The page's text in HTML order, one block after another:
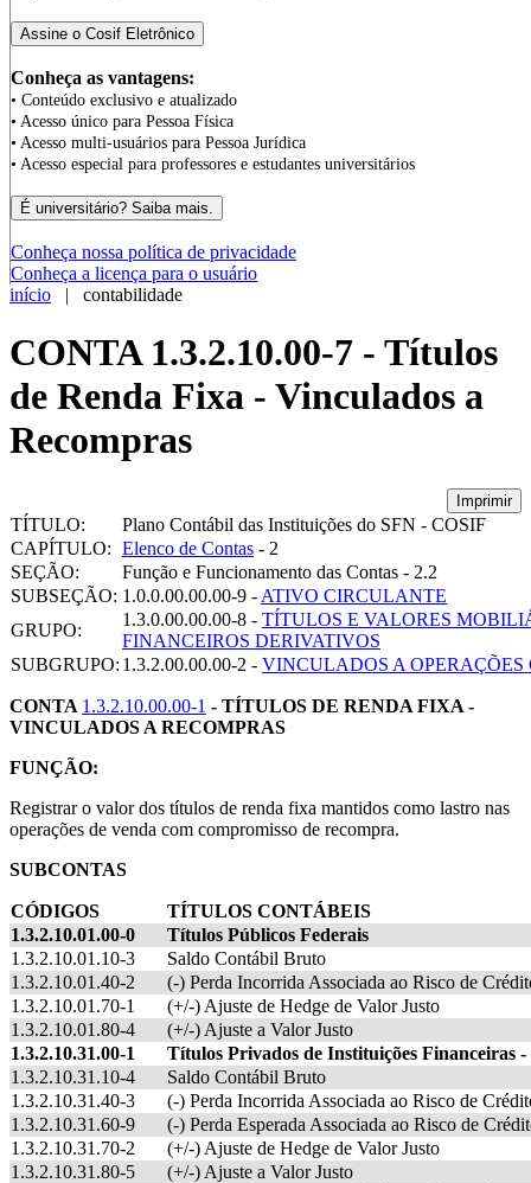
Conheça as vantagens:
• Conteúdo exclusivo e atualizado
• Acesso único para Pessoa Física
• Acesso multi-usuários para Pessoa Jurídica
• Acesso especial para professores e estudantes universitários
Conheça nossa política de privacidade
Conheça a licença para o usuário
início | contabilidade
CONTA 1.3.2.10.00-7 - Títulos
de Renda Fixa - Vinculados a
Recompras
Imprimir
TÍTULO:
Plano Contábil das Instituições do SFN - COSIF
CAPÍTULO: Elenco de Contas - 2
SEÇÃO:
Função e Funcionamento das Contas - 2.2
SUBSEÇÃO: 1.0.0.00.00.00-9 - ATIVO CIRCULANTE
GRUPO:
1.3.0.00.00.00-8 - TÍTULOS E VALORES
FINANCEIROS DERIVATIVOS
SUBGRUPO: 1.3.2.00.00.00-2 - VINCULADOS A OPERAÇÕES
CONTA 1.3.2.10.00.00-1 - TÍTULOS DE RENDA FIXA -
VINCULADOS A RECOMPRAS
FUNÇÃO:
Registrar o valor dos títulos de renda fixa mantidos como lastro nas
operações de venda com compromisso de recompra.
SUBCONTAS
CÓDIGOS
TÍTULOS CONTÁBEIS
1.3.2.10.01.00-0
Títulos Públicos Federais
1.3.2.10.01.10-3
Saldo Contábil Bruto
1.3.2.10.01.40-2
(-) Perda Incorrida Associada ao Risco de
1.3.2.10.01.70-1
(+/-) Ajuste de Hedge de Valor Justo
1.3.2.10.01.80-4
(+/-) Ajuste a Valor Justo
1.3.2.10.31.00-1
Títulos Privados de Instituições Financeiras
1.3.2.10.31.10-4
Saldo Contábil Bruto
1.3.2.10.31.40-3
(-) Perda Incorrida Associada ao Risco de
1.3.2.10.31.60-9
(-) Perda Esperada Associada ao Risco de
1.3.2.10.31.70-2
(+/-) Ajuste de Hedge de Valor Justo
1.3.2.10.31.80-5
(+/-) Ajuste a Valor Justo